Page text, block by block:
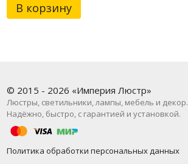
В корзину
© 2015 - 2026 «Империя Люстр»
Люстры, светильники, лампы, мебель и декор.
Надёжно, быстро, с гарантией и установкой.
Политика обработки персональных данных